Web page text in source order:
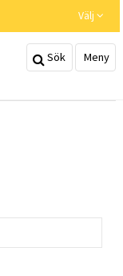
Välj
Sök Meny